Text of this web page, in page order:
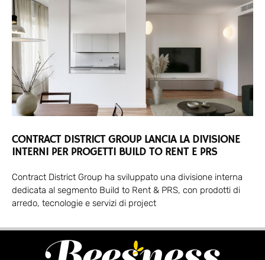
CONTRACT DISTRICT GROUP LANCIA LA DIVISIONE
INTERNI PER PROGETTI BUILD TO RENT E PRS
Contract District Group ha sviluppato una divisione interna
dedicata al segmento Build to Rent & PRS, con prodotti di
arredo, tecnologie e servizi di project